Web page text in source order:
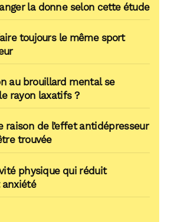
la donne selon cette étude
toujours le même sport
au brouillard mental se
rayon laxatifs ?
raison de l’effet antidépresseur
trouvée
physique qui réduit